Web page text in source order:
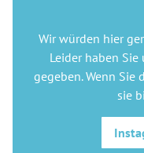
Wir würden hier
Leider haben
gegeben. Wenn Sie
sie